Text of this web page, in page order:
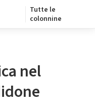
Tutte le
colonnine
nel